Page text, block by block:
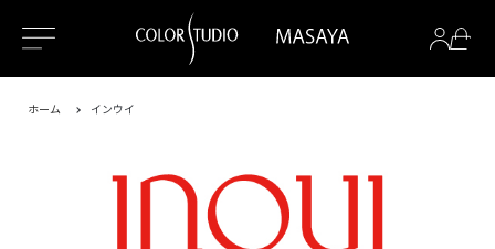
ホーム インウイ